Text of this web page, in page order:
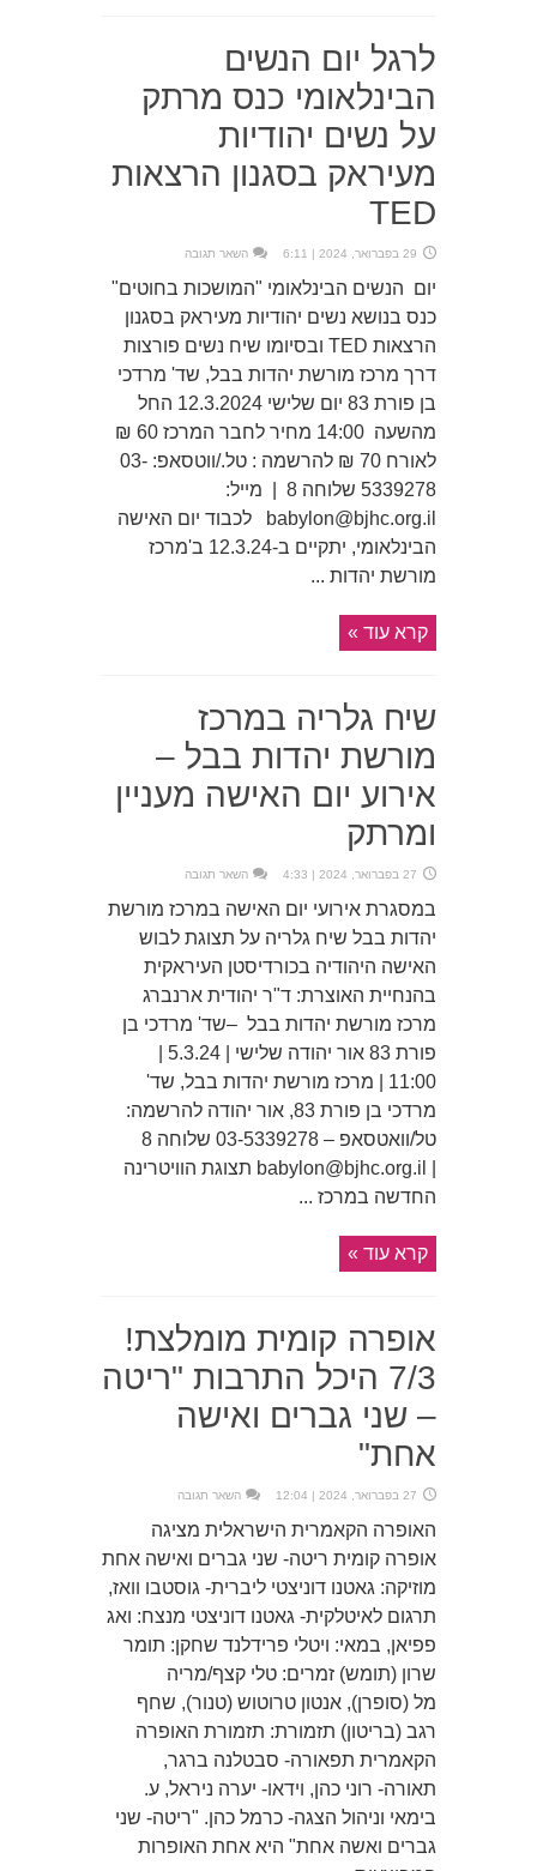
לרגל יום הנשים
הבינלאומי כנס מרתק
על נשים יהודיות
מעיראק בסגנון הרצאות
TED
29 בפברואר, 2024 | 6:11 השאר תגובה
יום הנשים הבינלאומי "המושכות בחוטים"
כנס בנושא נשים יהודיות מעיראק בסגנון
הרצאות TED ובסיומו שיח נשים פורצות
דרך מרכז מורשת יהדות בבל, שד' מרדכי
בן פורת 83 יום שלישי 12.3.2024 החל
מהשעה 14:00 מחיר לחבר המרכז 60 ₪
לאורח 70 ₪ להרשמה : טל./ווטסאפ: 03-
5339278 שלוחה 8 | מייל:
babylon@bjhc.org.il לכבוד יום האישה
הבינלאומי, יתקיים ב-12.3.24 ב'מרכז
מורשת יהדות ...
קרא עוד »
שיח גלריה במרכז
מורשת יהדות בבל –
אירוע יום האישה מעניין
ומרתק
27 בפברואר, 2024 | 4:33 השאר תגובה
במסגרת אירועי יום האישה במרכז מורשת
יהדות בבל שיח גלריה על תצוגת לבוש
האישה היהודיה בכורדיסטן העיראקית
בהנחיית האוצרת: ד"ר יהודית ארנברג
מרכז מורשת יהדות בבל –שד' מרדכי בן
11:00 | מרכז מורשת יהדות בבל, שד'
מרדכי בן פורת 83, אור יהודה להרשמה:
טל/וואטסאפ – 03-5339278 שלוחה 8
| babylon@bjhc.org.il תצוגת הוויטרינה
החדשה במרכז ...
קרא עוד »
אופרה קומית מומלצת!
7/3 היכל התרבות "ריטה
– שני גברים ואישה
אחת"
27 בפברואר, 2024 | 12:04 השאר תגובה
האופרה הקאמרית הישראלית מציגה
אופרה קומית ריטה- שני גברים ואישה אחת
מוזיקה: גאטנו דוניצטי ליברית- גוסטבו וואז,
תרגום לאיטלקית- גאטנו דוניצטי מנצח: ואג
פפיאן, במאי: ויטלי פרידלנד שחקן: תומר
שרון (תומש) זמרים: טלי קצף/מריה
מל (סופרן), אנטון טרוטוש (טנור), שחף
רגב (בריטון) תזמורת: תזמורת האופרה
הקאמרית תפאורה- סבטלנה ברגר,
תאורה- רוני כהן, וידאו- יערה ניראל, ע.
בימאי וניהול הצגה- כרמל כהן. "ריטה- שני
גברים ואשה אחת" היא אחת האופרות